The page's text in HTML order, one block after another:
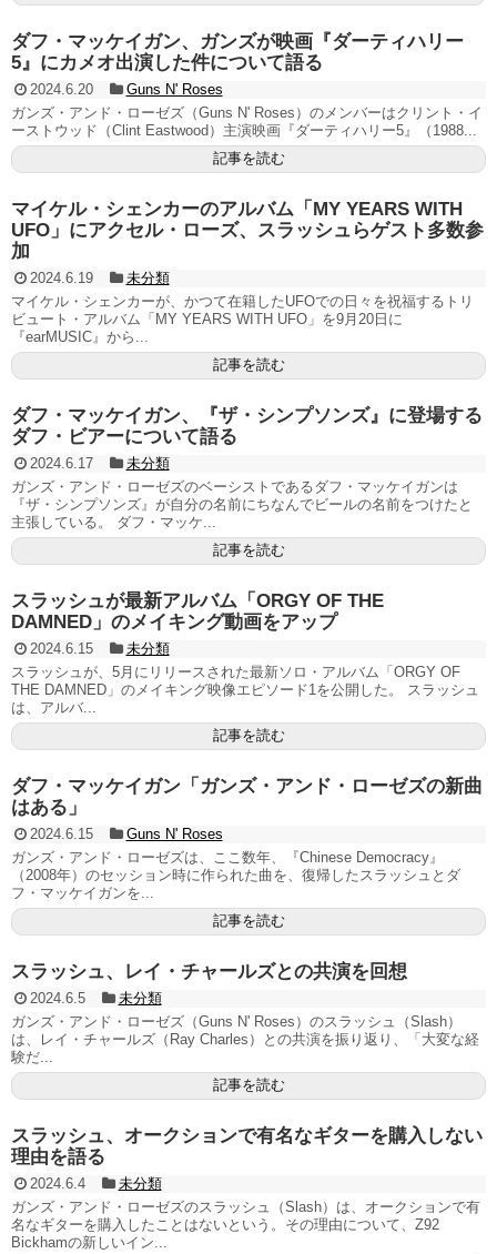
ダフ・マッケイガン、ガンズが映画『ダーティハリー
5』にカメオ出演した件について語る
2024.6.20
Guns N' Roses
ガンズ・アンド・ローゼズ（Guns N' Roses）のメンバーはクリント・イ
ーストウッド（Clint Eastwood）主演映画『ダーティハリー5』（1988...
記事を読む
マイケル・シェンカーのアルバム「MY YEARS WITH
UFO」にアクセル・ローズ、スラッシュらゲスト多数参
加
2024.6.19
未分類
マイケル・シェンカーが、かつて在籍したUFOでの日々を祝福するトリ
ビュート・アルバム「MY YEARS WITH UFO」を9月20日に
『earMUSIC』から...
記事を読む
ダフ・マッケイガン、『ザ・シンプソンズ』に登場する
ダフ・ビアーについて語る
2024.6.17
未分類
ガンズ・アンド・ローゼズのベーシストであるダフ・マッケイガンは
『ザ・シンプソンズ』が自分の名前にちなんでビールの名前をつけたと
主張している。 ダフ・マッケ...
記事を読む
スラッシュが最新アルバム「ORGY OF THE
DAMNED」のメイキング動画をアップ
2024.6.15
未分類
スラッシュが、5月にリリースされた最新ソロ・アルバム「ORGY OF
THE DAMNED」のメイキング映像エピソード1を公開した。 スラッシュ
は、アルバ...
記事を読む
ダフ・マッケイガン「ガンズ・アンド・ローゼズの新曲
はある」
2024.6.15
Guns N' Roses
ガンズ・アンド・ローゼズは、ここ数年、『Chinese Democracy』
（2008年）のセッション時に作られた曲を、復帰したスラッシュとダ
フ・マッケイガンを...
記事を読む
スラッシュ、レイ・チャールズとの共演を回想
2024.6.5
未分類
ガンズ・アンド・ローゼズ（Guns N' Roses）のスラッシュ（Slash）
は、レイ・チャールズ（Ray Charles）との共演を振り返り、「大変な経
験だ...
記事を読む
スラッシュ、オークションで有名なギターを購入しない
理由を語る
2024.6.4
未分類
ガンズ・アンド・ローゼズのスラッシュ（Slash）は、オークションで有
名なギターを購入したことはないという。その理由について、Z92
Bickhamの新しいイン...